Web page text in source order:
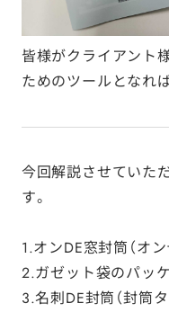
皆様がクライアント
ためのツールとなれ
今回解説させていた
す。
1.オンDE窓封筒（オ
2.ガゼット袋のパッ
3.名刺DE封筒（封筒